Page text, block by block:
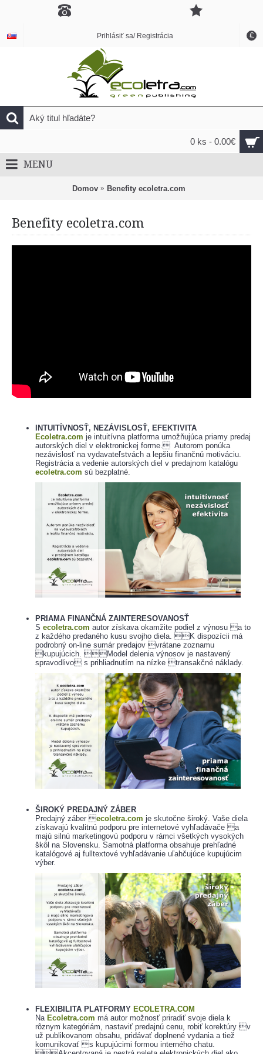
€
Prihlásiť sa/ Registrácia
0 ks - 0.00€
MENU
Domov Benefity ecoletra.com
Benefity ecoletra.com
INTUITÍVNOSŤ, NEZÁVISLOSŤ, EFEKTIVITA
Ecoletra.com je intuitívna platforma umožňujúca priamy predaj
autorských diel v elektronickej forme. Autorom ponúka
nezávislosť na vydavateľstvách a lepšiu finančnú motiváciu.
Registrácia a vedenie autorských diel v predajnom katalógu
ecoletra.com sú bezplatné.
PRIAMA FINANČNÁ ZAINTERESOVANOSŤ
S ecoletra.com autor získava okamžite podiel z výnosu a to
z každého predaného kusu svojho diela. K dispozícii má
podrobný on-line sumár predajov vrátane zoznamu
kupujúcich. Model delenia výnosov je nastavený
spravodlivo s prihliadnutím na nízke transakčné náklady.
ŠIROKÝ PREDAJNÝ ZÁBER
Predajný záber ecoletra.com je skutočne široký. Vaše diela
získavajú kvalitnú podporu pre internetové vyhľadávače a
majú silnú marketingovú podporu v rámci všetkých vysokých
škôl na Slovensku. Samotná platforma obsahuje prehľadné
katalógové aj fulltextové vyhľadávanie uľahčujúce kupujúcim
výber.
FLEXIBILITA PLATFORMY ECOLETRA.COM
Na Ecoletra.com má autor možnosť priradiť svoje diela k
rôznym kategóriám, nastaviť predajnú cenu, robiť korektúry v
už publikovanom obsahu, pridávať doplnené vydania a tiež
komunikovať s kupujúcimi formou interného chatu.